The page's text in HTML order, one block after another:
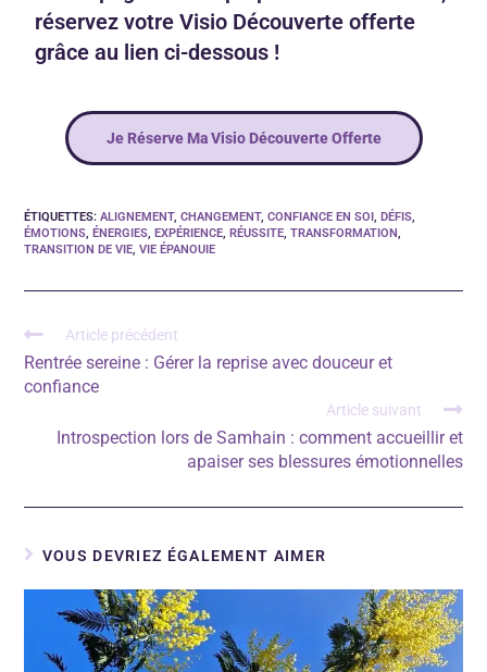
réservez votre Visio Découverte offerte
grâce au lien ci-dessous !
Je Réserve Ma Visio Découverte Offerte
ÉTIQUETTES:ALIGNEMENT, CHANGEMENT, CONFIANCE EN SOI, DÉFIS,
ÉMOTIONS, ÉNERGIES, EXPÉRIENCE, RÉUSSITE, TRANSFORMATION,
TRANSITION DE VIE, VIE ÉPANOUIE
Article précédent
Rentrée sereine : Gérer la reprise avec douceur et
confiance
Article suivant
Introspection lors de Samhain : comment accueillir et
apaiser ses blessures émotionnelles
VOUS DEVRIEZ ÉGALEMENT AIMER